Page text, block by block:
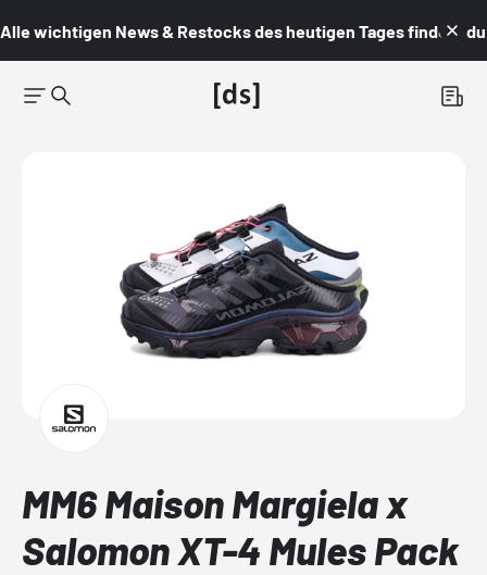
Alle wichtigen News & Restocks des heutigen Tages findest du
MM6 Maison Margiela x
Salomon XT-4 Mules Pack